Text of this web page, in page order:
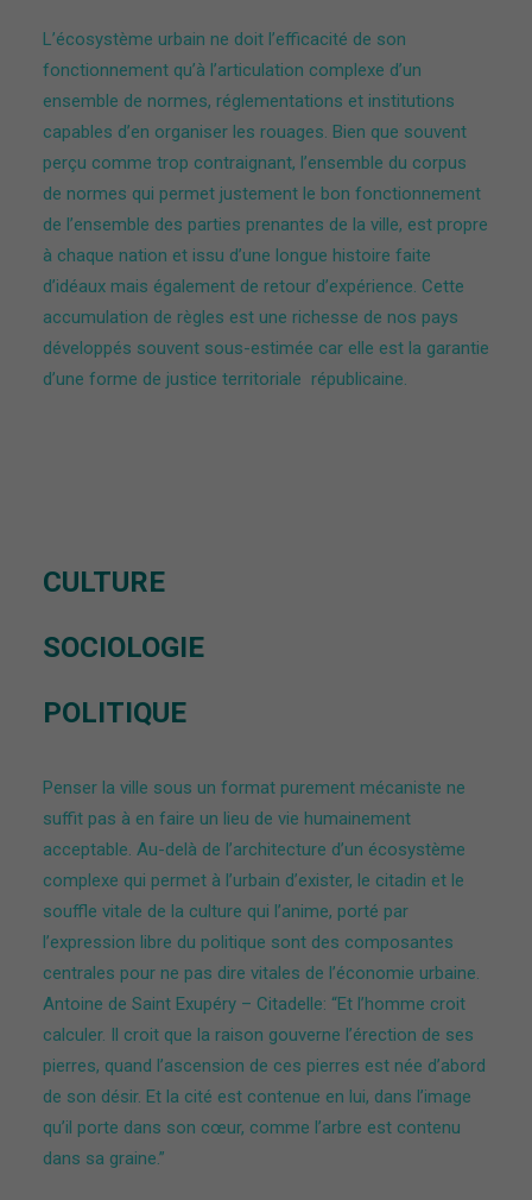
L’écosystème urbain ne doit l’efficacité de son
fonctionnement qu’à l’articulation complexe d’un
ensemble de normes, réglementations et institutions
capables d’en organiser les rouages. Bien que souvent
perçu comme trop contraignant, l’ensemble du corpus
de normes qui permet justement le bon fonctionnement
de l’ensemble des parties prenantes de la ville, est propre
à chaque nation et issu d’une longue histoire faite
d’idéaux mais également de retour d’expérience. Cette
accumulation de règles est une richesse de nos pays
développés souvent sous-estimée car elle est la garantie
d’une forme de justice territoriale républicaine.
CULTURE
SOCIOLOGIE
POLITIQUE
Penser la ville sous un format purement mécaniste ne
suffit pas à en faire un lieu de vie humainement
acceptable. Au-delà de l’architecture d’un écosystème
complexe qui permet à l’urbain d’exister, le citadin et le
souffle vitale de la culture qui l’anime, porté par
l’expression libre du politique sont des composantes
centrales pour ne pas dire vitales de l’économie urbaine.
Antoine de Saint Exupéry – Citadelle: “Et l’homme croit
calculer. Il croit que la raison gouverne l’érection de ses
pierres, quand l’ascension de ces pierres est née d’abord
de son désir. Et la cité est contenue en lui, dans l’image
qu’il porte dans son cœur, comme l’arbre est contenu
dans sa graine.”